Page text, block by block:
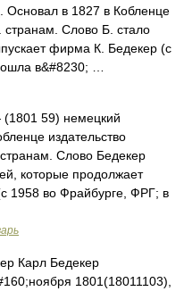
Основал в 1827 в Кобленце
странам. Слово Б. стало
фирма К. Бедекер (с
в&#8230; …
59) немецкий
издательство
Слово Бедекер
которые продолжает
1958 во Фрайбурге, ФРГ; в
Карл Бедекер
1801(18011103),